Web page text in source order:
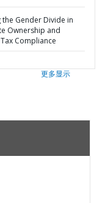
the Gender Divide in
Ownership and
Compliance
更多显示